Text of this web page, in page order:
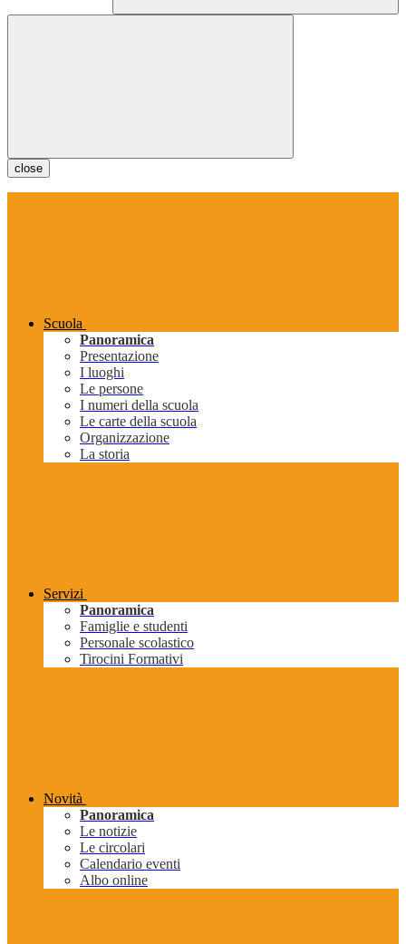
close
Scuola
Panoramica
Presentazione
I luoghi
Le persone
I numeri della scuola
Le carte della scuola
Organizzazione
La storia
Servizi
Panoramica
Famiglie e studenti
Personale scolastico
Tirocini Formativi
Novità
Panoramica
Le notizie
Le circolari
Calendario eventi
Albo online